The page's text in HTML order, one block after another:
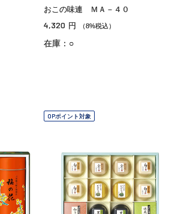
おこの味連 ＭＡ－４０
4,320 円 （8%税込）
在庫：○
OPポイント対象